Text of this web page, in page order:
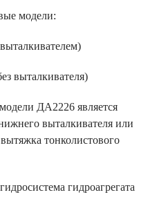
модели:
выталкивателя)
ДА2226 является
выталкивателя или
тонколистового
гидроагрегата